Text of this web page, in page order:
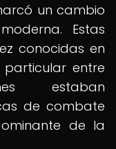
un cambio
Estas
conocidas en
particular entre
estaban
de combate
de la